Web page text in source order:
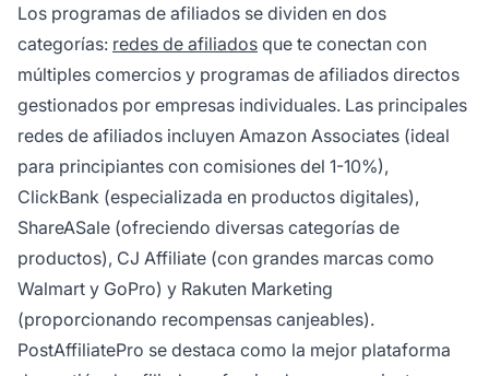
Los programas de afiliados se dividen en dos
categorías: redes de afiliados que te conectan con
múltiples comercios y programas de afiliados directos
gestionados por empresas individuales. Las principales
redes de afiliados incluyen Amazon Associates (ideal
para principiantes con comisiones del 1-10%),
ClickBank (especializada en productos digitales),
ShareASale (ofreciendo diversas categorías de
productos), CJ Affiliate (con grandes marcas como
Walmart y GoPro) y Rakuten Marketing
(proporcionando recompensas canjeables).
PostAffiliatePro se destaca como la mejor plataforma